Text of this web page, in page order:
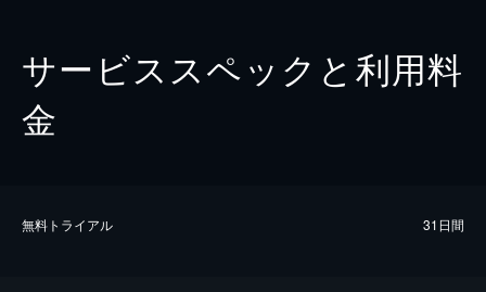
サービススペックと利用料
金
無料トライアル 31日間